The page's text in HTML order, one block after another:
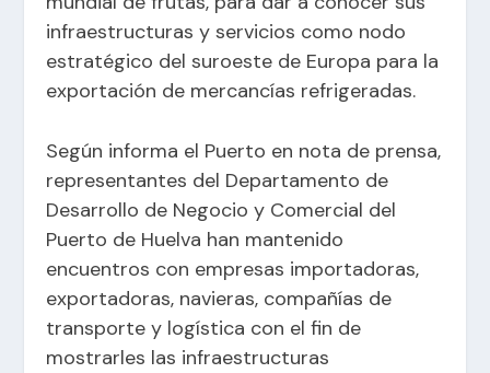
infraestructuras y servicios como nodo
estratégico del suroeste de Europa para la
exportación de mercancías refrigeradas.
Según informa el Puerto en nota de prensa,
representantes del Departamento de
Desarrollo de Negocio y Comercial del
Puerto de Huelva han mantenido
encuentros con empresas importadoras,
exportadoras, navieras, compañías de
transporte y logística con el fin de
mostrarles las infraestructuras